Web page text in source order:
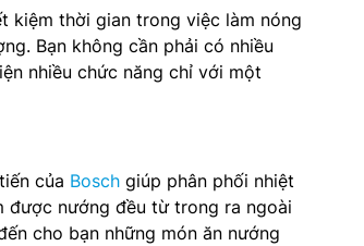
kiệm thời gian trong việc làm nóng
Bạn không cần phải có nhiều
nhiều chức năng chỉ với một
của Bosch giúp phân phối nhiệt
được nướng đều từ trong ra ngoài
cho bạn những món ăn nướng